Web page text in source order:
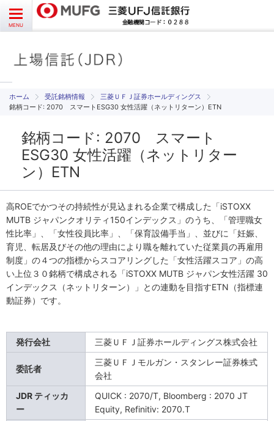
CLOSE
MENU
受託銘柄情報
三菱ＵＦＪ証券ホールディングス
銘柄コード: 2070 スマートESG30 女性活躍（ネットリターン）ETN
銘柄コード: 2070 スマート
ESG30 女性活躍（ネットリター
ン）ETN
高ROEでかつその持続性が見込まれる企業で構成した「iSTOXX
MUTB ジャパンクオリティ150インデックス」のうち、「管理職女
性比率」、「女性役員比率」、「保育設備手当」、並びに「妊娠、
育児、転居及びその他の理由により職を離れていた従業員の再雇用
制度」の４つの指標からスコアリングした「女性活躍スコア」の高
い上位３０銘柄で構成される「iSTOXX MUTB ジャパン女性活躍 30
インデックス（ネットリターン）」との連動を目指すETN（指標連
動証券）です。
発行会社 三菱ＵＦＪ証券ホールディングス株式会社
委託者
三菱ＵＦＪモルガン・スタンレー証券株式
会社
JDR ティッカ
ー
QUICK : 2070/T, Bloomberg : 2070 JT
Equity, Refinitiv: 2070.T
受益者様向け
発行者様向け
よくあるご質問
お問い合わせ English